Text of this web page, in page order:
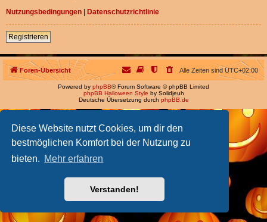
Diese Website nutzt Cookies, um dir den
bestmöglichen Komfort bei der Nutzung zu
bieten. Mehr erfahren
Verstanden!
Nutzungsbedingungen | Datenschutzrichtlinie
Registrieren
Foren-Übersicht Alle Zeiten sindUTC+02:00
Powered by phpBB® Forum Software © phpBB Limited
phpBB Halloween Style by Solidjeuh
Deutsche Übersetzung durch phpBB.de